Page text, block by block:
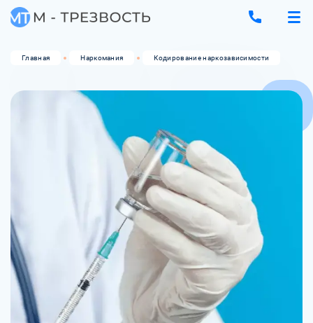
Главная Наркомания Кодирование наркозависимости